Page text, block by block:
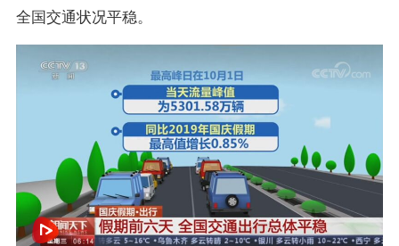
全国交通状况平稳。